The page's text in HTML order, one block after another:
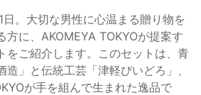
。大切な男性に心温まる贈り物を
方に、AKOMEYA TOKYOが提案す
をご紹介します。このセットは、青
」と伝統工芸「津軽びいどろ」、
が手を組んで生まれた逸品で